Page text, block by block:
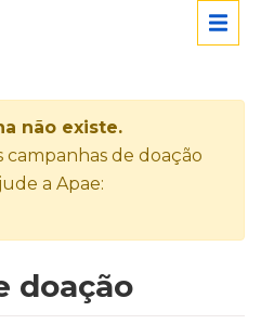
não existe.
campanhas de doação
a Apae:
doação